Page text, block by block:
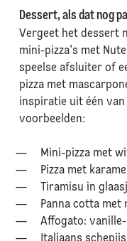
Dessert, als dat nog
Vergeet het dessert
mini-pizza's met
speelse afsluiter of
pizza met
inspiratie uit één van
voorbeelden:
Mini-pizza met
Pizza met
Tiramisu in
Panna cotta
Affogato: